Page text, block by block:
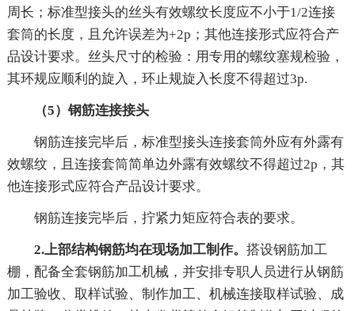
周长；标准型接头的丝头有效螺纹长度应不小于1/2连接
套筒的长度，且允许误差为+2p；其他连接形式应符合产
品设计要求。丝头尺寸的检验：用专用的螺纹塞规检验，
其环规应顺利的旋入，环止规旋入长度不得超过3p.
（5）钢筋连接接头
钢筋连接完毕后，标准型接头连接套筒外应有外露有
效螺纹，且连接套筒简单边外露有效螺纹不得超过2p，其
他连接形式应符合产品设计要求。
钢筋连接完毕后，拧紧力矩应符合表的要求。
2.上部结构钢筋均在现场加工制作。 搭设钢筋加工
棚，配备全套钢筋加工机械，并安排专职人员进行从钢筋
加工验收、取样试验、制作加工、机械连接取样试验、成